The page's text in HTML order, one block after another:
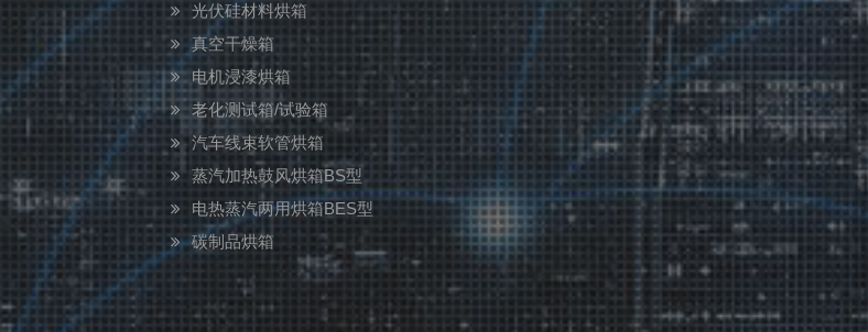
光伏硅材料烘箱
真空干燥箱
电机浸漆烘箱
老化测试箱/试验箱
汽车线束软管烘箱
蒸汽加热鼓风烘箱BS型
电热蒸汽两用烘箱BES型
碳制品烘箱